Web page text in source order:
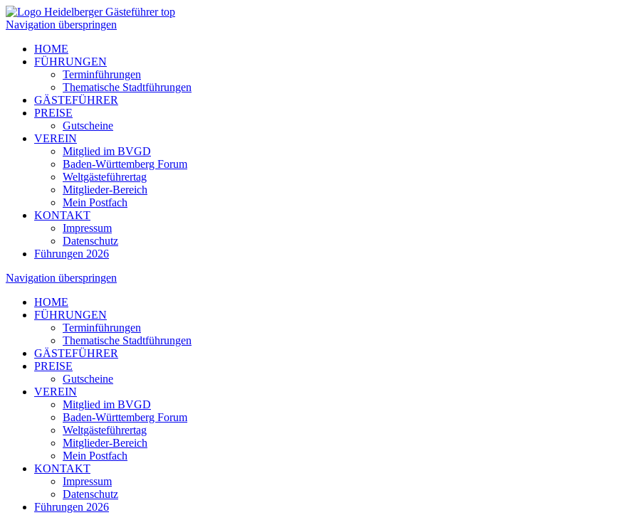
Navigation überspringen
HOME
FÜHRUNGEN
Terminführungen
Thematische Stadtführungen
GÄSTEFÜHRER
PREISE
Gutscheine
VEREIN
Mitglied im BVGD
Baden-Württemberg Forum
Weltgästeführertag
Mitglieder-Bereich
Mein Postfach
KONTAKT
Impressum
Datenschutz
Führungen 2026
Navigation überspringen
HOME
FÜHRUNGEN
Terminführungen
Thematische Stadtführungen
GÄSTEFÜHRER
PREISE
Gutscheine
VEREIN
Mitglied im BVGD
Baden-Württemberg Forum
Weltgästeführertag
Mitglieder-Bereich
Mein Postfach
KONTAKT
Impressum
Datenschutz
Führungen 2026